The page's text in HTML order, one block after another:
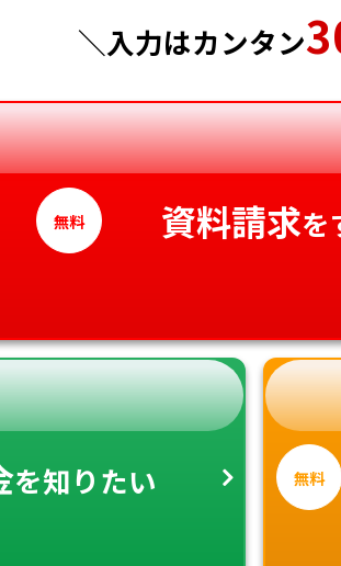
神奈川県
徳島県
愛媛県
＼入力はカンタン
無料 資料請求を
を知りたい 無料